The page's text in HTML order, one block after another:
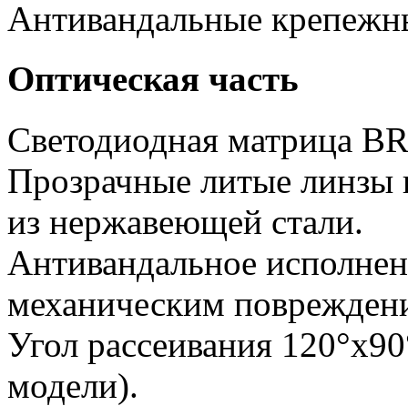
Антивандальные
Оптическая часть
Светодиодная матрица
Прозрачные литые линзы
из нержавеющей стали.
Антивандальное
механическим
Угол рассеивания
модели).